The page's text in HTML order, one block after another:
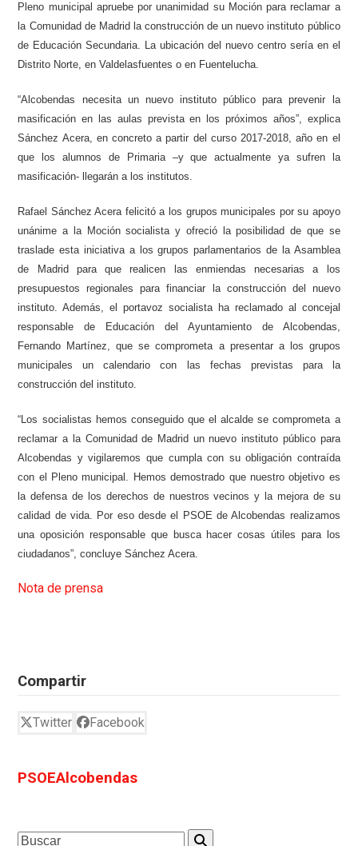
Pleno municipal apruebe por unanimidad su Moción para reclamar a
la Comunidad de Madrid la construcción de un nuevo instituto público
de Educación Secundaria. La ubicación del nuevo centro sería en el
Distrito Norte, en Valdelasfuentes o en Fuentelucha.
“Alcobendas necesita un nuevo instituto público para prevenir la
masificación en las aulas prevista en los próximos años”, explica
Sánchez Acera, en concreto a partir del curso 2017-2018, año en el
que los alumnos de Primaria –y que actualmente ya sufren la
masificación- llegarán a los institutos.
Rafael Sánchez Acera felicitó a los grupos municipales por su apoyo
unánime a la Moción socialista y ofreció la posibilidad de que se
traslade esta iniciativa a los grupos parlamentarios de la Asamblea
de Madrid para que realicen las enmiendas necesarias a los
presupuestos regionales para financiar la construcción del nuevo
instituto. Además, el portavoz socialista ha reclamado al concejal
responsable de Educación del Ayuntamiento de Alcobendas,
Fernando Martínez, que se comprometa a presentar a los grupos
municipales un calendario con las fechas previstas para la
construcción del instituto.
“Los socialistas hemos conseguido que el alcalde se comprometa a
reclamar a la Comunidad de Madrid un nuevo instituto público para
Alcobendas y vigilaremos que cumpla con su obligación contraída
con el Pleno municipal. Hemos demostrado que nuestro objetivo es
la defensa de los derechos de nuestros vecinos y la mejora de su
calidad de vida. Por eso desde el PSOE de Alcobendas realizamos
una oposición responsable que busca hacer cosas útiles para los
ciudadanos”, concluye Sánchez Acera.
Nota de prensa
Compartir
Twitter Facebook
PSOEAlcobendas
Search